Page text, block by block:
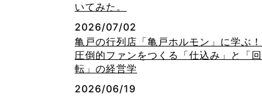
いてみた。
2026/07/02
亀戸の行列店「亀戸ホルモン」に学ぶ！
圧倒的ファンをつくる「仕込み」と「回
転」の経営学
2026/06/19